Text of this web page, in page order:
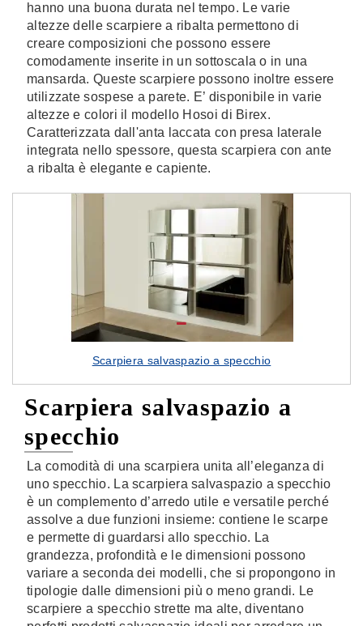
hanno una buona durata nel tempo. Le varie
altezze delle scarpiere a ribalta permettono di
creare composizioni che possono essere
comodamente inserite in un sottoscala o in una
mansarda. Queste scarpiere possono inoltre essere
utilizzate sospese a parete. E’ disponibile in varie
altezze e colori il modello Hosoi di Birex.
Caratterizzata dall'anta laccata con presa laterale
integrata nello spessore, questa scarpiera con ante
a ribalta è elegante e capiente.
Scarpiera salvaspazio a specchio
Scarpiera salvaspazio a
specchio
La comodità di una scarpiera unita all’eleganza di
uno specchio. La scarpiera salvaspazio a specchio
è un complemento d’arredo utile e versatile perché
assolve a due funzioni insieme: contiene le scarpe
e permette di guardarsi allo specchio. La
grandezza, profondità e le dimensioni possono
variare a seconda dei modelli, che si propongono in
tipologie dalle dimensioni più o meno grandi. Le
scarpiere a specchio strette ma alte, diventano